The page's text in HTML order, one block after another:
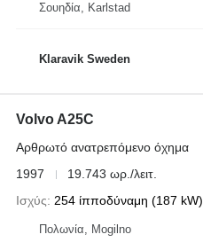
Σουηδία, Karlstad
Klaravik Sweden
Volvo A25C
Αρθρωτό ανατρεπόμενο όχημα
1997
19.743 ωρ./λειτ.
Ισχύς
254 ίπποδύναμη (187 kW)
Πολωνία, Mogilno